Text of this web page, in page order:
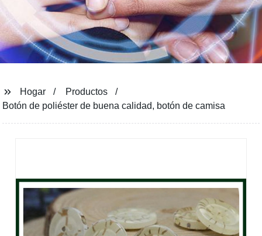
Hogar
Productos
Botón de poliéster de buena calidad, botón de camisa